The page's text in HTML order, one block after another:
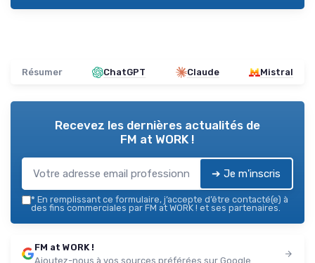
Résumer ChatGPT Claude Mistral
Recevez les dernières actualités de
FM at WORK !
➔ Je m'inscris
* En remplissant ce formulaire, j’accepte d’être contacté(e) à
des fins commerciales par FM at WORK ! et ses partenaires.
FM at WORK !
Ajoutez-nous à vos sources préférées sur Google